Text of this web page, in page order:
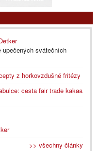
svátečních
z horkovzdušné fritézy
cesta fair trade kakaa
>> všechny články